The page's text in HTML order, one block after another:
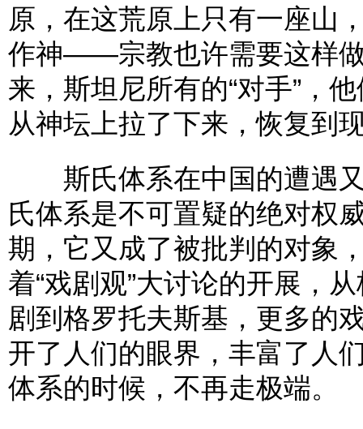
原，在这荒原上只有一座山
作神——宗教也许需要这样
来，斯坦尼所有的“对手”，
从神坛上拉了下来，恢复到
斯氏体系在中国的遭遇又
氏体系是不可置疑的绝对权
期，它又成了被批判的对象
着“戏剧观”大讨论的开展，
剧到格罗托夫斯基，更多的
开了人们的眼界，丰富了人
体系的时候，不再走极端。